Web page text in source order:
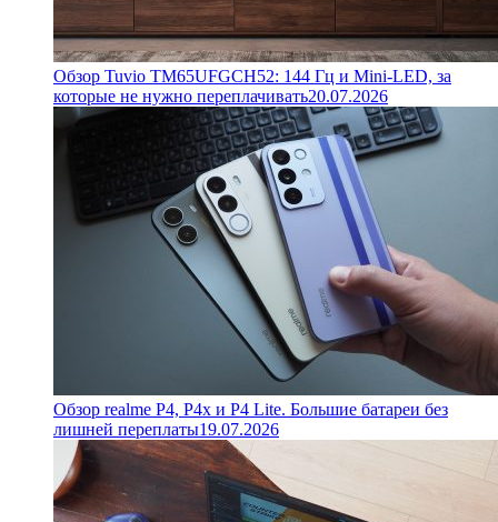
Обзор Tuvio TM65UFGCH52: 144 Гц и Mini-LED, за
которые не нужно переплачивать20.07.2026
Обзор realme P4, P4x и P4 Lite. Большие батареи без
лишней переплаты19.07.2026